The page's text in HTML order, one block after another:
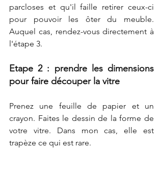
parcloses et qu'il faille retirer ceux-ci
pour pouvoir les ôter du meuble.
Auquel cas, rendez-vous directement à
l'étape 3.
Etape 2 : prendre les dimensions
pour faire découper la vitre
Prenez une feuille de papier et un
crayon. Faites le dessin de la forme de
votre vitre. Dans mon cas, elle est
trapèze ce qui est rare.